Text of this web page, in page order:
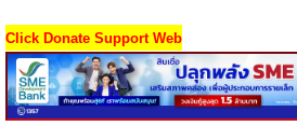
Click Donate Support Web